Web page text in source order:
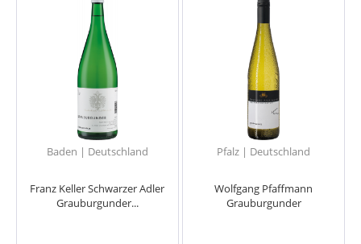
Baden | Deutschland
Franz Keller Schwarzer Adler
Grauburgunder...
Pfalz | Deutschland
Wolfgang Pfaffmann
Grauburgunder